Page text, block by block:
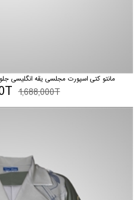
مانتو کتی اسپورت مجلسی یقه انگلیسی
1,688,000T